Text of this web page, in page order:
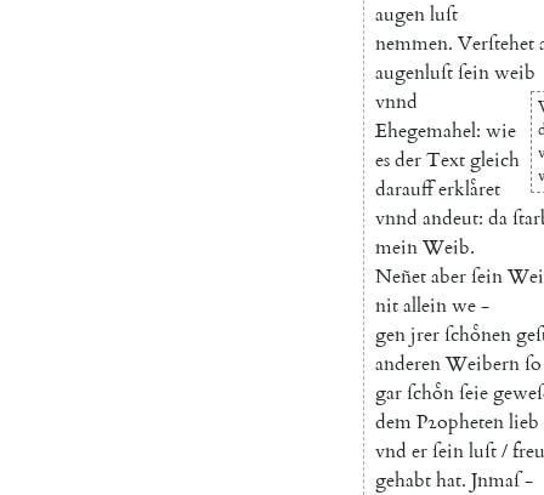
augenluſt
nemmen. Verſtehet
augenluſtſeinweib
vnnd
Ehegemahel: wie
esderTextgleich
daraufferklaͤret
vnnd andeut: da
meinWeib.
Neñetaberſein
nitalleinwe-
genjrerſchoͤnen
anderenWeibernſo
garſchoͤnſeie
demPꝛophetenlieb
vnd erſeinluſt/
gehabthat. Jnmaſ-